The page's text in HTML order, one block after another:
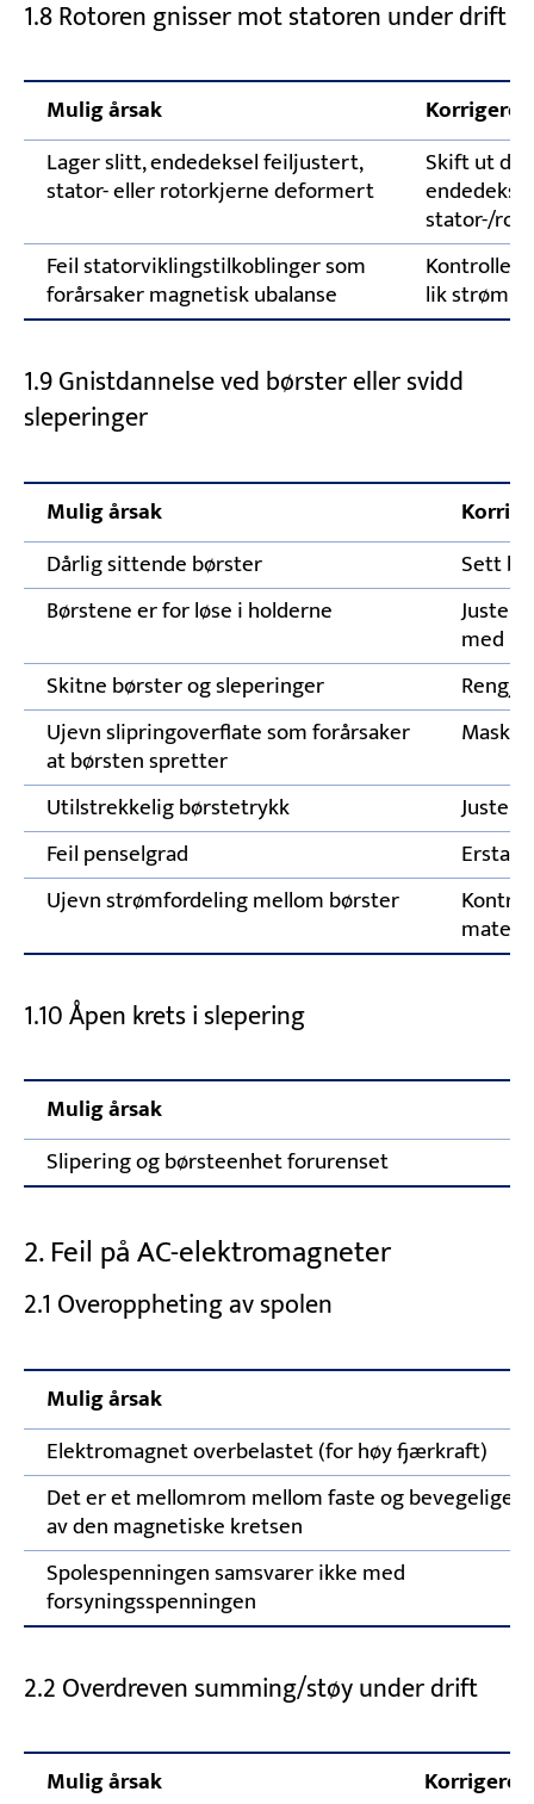
1.8 Rotoren gnisser mot statoren under drift
Mulig årsak
Lager slitt, endedeksel feiljustert,
stator- eller rotorkjerne deformert
Skift ut
stator-/
Feil statorviklingstilkoblinger som
forårsaker magnetisk ubalanse
Kontroller
lik strøm i
1.9 Gnistdannelse ved børster eller svidd
sleperinger
Mulig årsak
Dårlig sittende børster
Sett
Børstene er for løse i holderne
Juster
med
Skitne børster og sleperinger
Ujevn slipringoverflate som forårsaker
at børsten spretter
Utilstrekkelig børstetrykk
Juster
Feil penselgrad
Erstatt
Ujevn strømfordeling mellom børster
mater
1.10 Åpen krets i slepering
Mulig årsak
Slipering og børsteenhet forurenset
2. Feil på AC-elektromagneter
2.1 Overoppheting av spolen
Mulig årsak
Elektromagnet overbelastet (for høy fjærkraft)
Det er et mellomrom mellom faste og bevegelige
av den magnetiske kretsen
Spolespenningen samsvarer ikke med
forsyningsspenningen
2.2 Overdreven summing/støy under drift
Mulig årsak